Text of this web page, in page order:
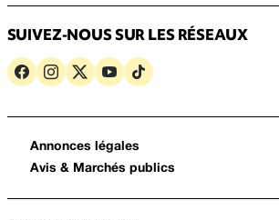
SUIVEZ-NOUS SUR LES RÉSEAUX
Annonces légales
Avis & Marchés publics